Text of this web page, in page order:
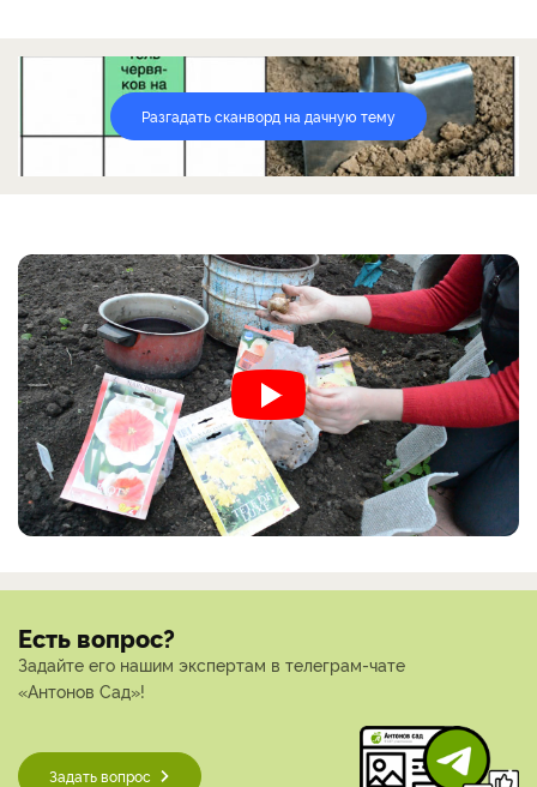
Разгадать сканворд на дачную тему
Есть вопрос?
Задайте его нашим экспертам в телеграм-чате
«Антонов Сад»!
Задать вопрос